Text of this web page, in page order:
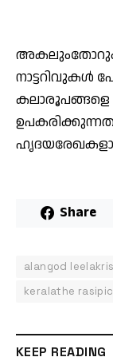
അകലുംതോറും
നാട്ടറിവുകള്‍
കലാരൂപങ്ങളെ
Share
alangod
keralathe
KEEP READING